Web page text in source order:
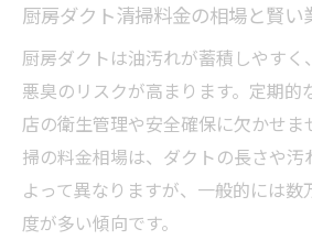
厨房ダクト清掃料金の相場と賢い
厨房ダクトは油汚れが蓄積しやすく
悪臭のリスクが高まります。定期的
店の衛生管理や安全確保に欠かせ
掃の料金相場は、ダクトの長さや
よって異なりますが、一般的には数
度が多い傾向です。